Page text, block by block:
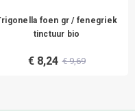
foen gr / fenegriek
tinctuur bio
€ 8,24 € 9,69